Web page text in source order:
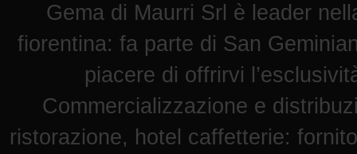
Gema di Maurri Srl è leader
fiorentina: fa parte di San
piacere di offrirvi
Commercializzazione e
ristorazione, hotel caffetterie: